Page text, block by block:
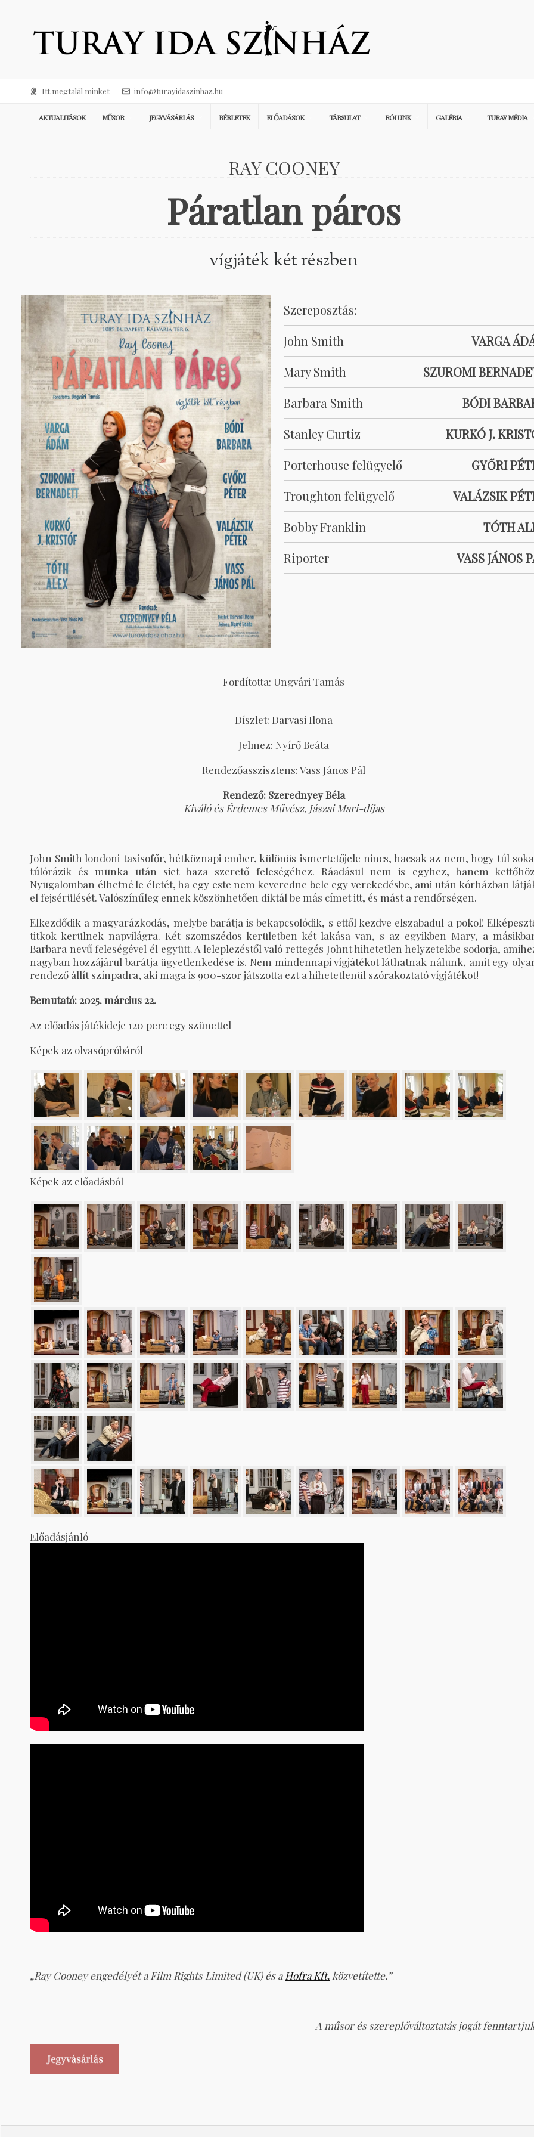
Itt megtalál minket info@turayidaszinhaz.hu
AKTUALITÁSOK MŰSOR JEGYVÁSÁRLÁS BÉRLETEK ELŐADÁSOK TÁRSULAT RÓLUNK GALÉRIA TURAY MÉDIA
RAY COONEY
Páratlan páros
vígjáték két részben
Szereposztás:
John Smith
VARGA
Mary Smith
SZUROMI
Barbara Smith
BÓDI
Stanley Curtiz
KURKÓ J.
Porterhouse felügyelő
GYŐRI
Troughton felügyelő
VALÁZSIK
Bobby Franklin
TÓTH
Riporter
VASS JÁNOS
Fordította: Ungvári Tamás
Díszlet: Darvasi Ilona
Jelmez: Nyírő Beáta
Rendezőasszisztens: Vass János Pál
Rendező: Szerednyey Béla
Kiváló és Érdemes Művész, Jászai Mari-díjas
John Smith londoni taxisofőr, hétköznapi ember, különös ismertetőjele nincs, hacsak az nem, hogy túl
túlórázik és munka után siet haza szerető feleségéhez. Ráadásul nem is egyhez, hanem
Nyugalomban élhetné le életét, ha egy este nem keveredne bele egy verekedésbe, ami után kórházban
el fejsérülését. Valószínűleg ennek köszönhetően diktál be más címet itt, és mást a rendőrségen.
Elkezdődik a magyarázkodás, melybe barátja is bekapcsolódik, s ettől kezdve elszabadul a pokol!
titkok kerülnek napvilágra. Két szomszédos kerületben két lakása van, s az egyikben Mary, a
Barbara nevű feleségével él együtt. A leleplezéstől való rettegés Johnt hihetetlen helyzetekbe sodorja,
nagyban hozzájárul barátja ügyetlenkedése is. Nem mindennapi vígjátékot láthatnak nálunk, amit egy
rendező állít színpadra, aki maga is 900-szor játszotta ezt a hihetetlenül szórakoztató vígjátékot!
Bemutató: 2025. március 22.
Az előadás játékideje 120 perc egy szünettel
Képek az olvasópróbáról
Képek az előadásból
Előadásjánló
„Ray Cooney engedélyét a Film Rights Limited (UK) és a Hofra Kft. közvetítette.”
A műsor és szereplőváltoztatás jogát